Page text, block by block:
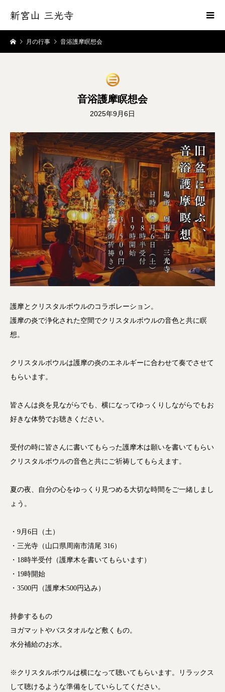
新宮山 三光寺
月の行事 音浴護摩瞑想会
音浴護摩瞑想会
2025年9月6日
護摩とクリスタルボウルのコラボレーション。
護摩の炎で浄化された空間でクリスタルボウルの音色と共に瞑
想。
クリスタルボウルは護摩の炎のエネルギーに合わせて奏でさせて
もらいます。
皆さんは炎を見ながらでも、横になってゆっくりしながらでもお
好きな体勢でお聴きください。
受付の時に皆さんに書いてもらった護摩木は願いを書いてもらい
クリスタルボウルの音色と共にご祈祷してもらえます。
夏の夜、自分の心をゆっくり見つめる大切な時間をご一緒しまし
ょう。
・9月6日（土）
・三光寺（山口県周南市清尾 316）
・18時半受付（護摩木を書いてもらいます）
・19時開始
・3500円（護摩木500円込み）
持参するもの
ヨガマットやバスタオルなど敷くもの。
水分補給のお水。
※クリスタルボウルは横になって聴いてもらいます。リラックス
して聴けるような準備をしていらしてください。